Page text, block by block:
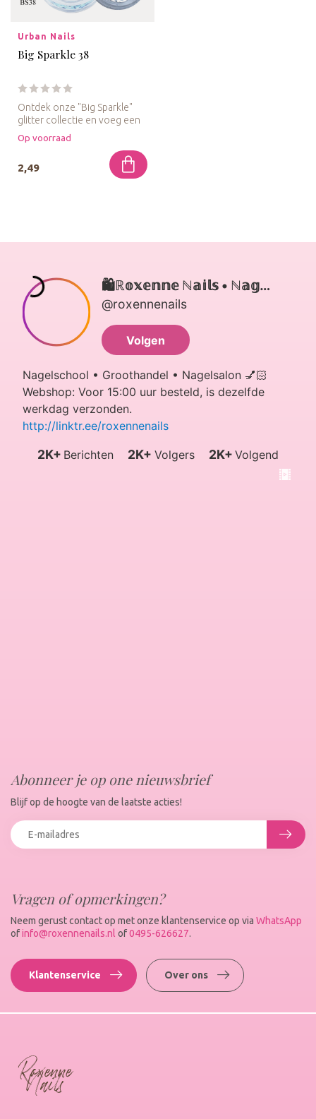
Urban Nails
Big Sparkle 38
Ontdek onze "Big Sparkle"
glitter collectie en voeg een
vleugje drama toe aan je...
Op voorraad
2,49
Vragen of opmerkingen?
Neem gerust contact op met onze klantenservice op via WhatsApp
ofinfo@roxennenails.nl of0495-626627.
Klantenservice Over ons
Abonneer je op one nieuwsbrief
Blijf op de hoogte van de laatste acties!